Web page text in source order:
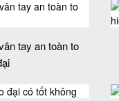
tay an toàn to